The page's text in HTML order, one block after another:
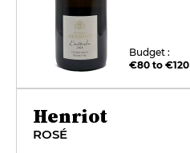
Budget :
€80 to €120
Henriot
ROSÉ